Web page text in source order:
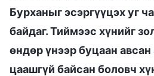
Бурханыг эсэргүүцэх уг
байдаг. Тиймээс хүнийг
өндөр үнээр буцаан авсан
цаашгүй байсан боловч